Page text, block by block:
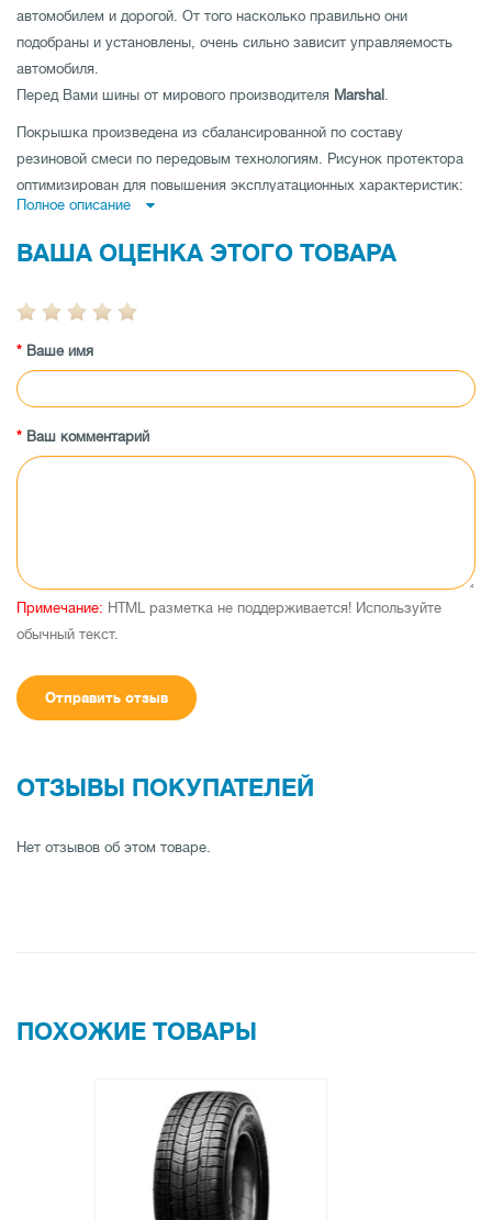
автомобилем и дорогой. От того насколько правильно они
подобраны и установлены, очень сильно зависит управляемость
автомобиля.
Перед Вами шины от мирового производителя Marshal .
Покрышка произведена из сбалансированной по составу
резиновой смеси по передовым технологиям. Рисунок протектора
оптимизирован для повышения эксплуатационных характеристик:
направленнаяшина имеет высокое сопротивление
отличные показатели устойчивости на дороге по прямой и
мокрой, так и на сухой дороге.
Покрышка имеет высокую износоустойчивость, а также
протестирована производителем на максимальные показатели
нагрузки и скорости.
Заказывайте покрышки Marshal I Zen KW31 205/60 R16 96R XL по
лучшей цене в магазине tireland.com.ua.
Полное описание
ВАША ОЦЕНКА ЭТОГО ТОВАРА
Ваше имя
Ваш комментарий
Примечание: HTML разметка не поддерживается! Используйте
обычный текст.
Отправить отзыв
ОТЗЫВЫ ПОКУПАТЕЛЕЙ
Нет отзывов об этом товаре.
ПОХОЖИЕ ТОВАРЫ